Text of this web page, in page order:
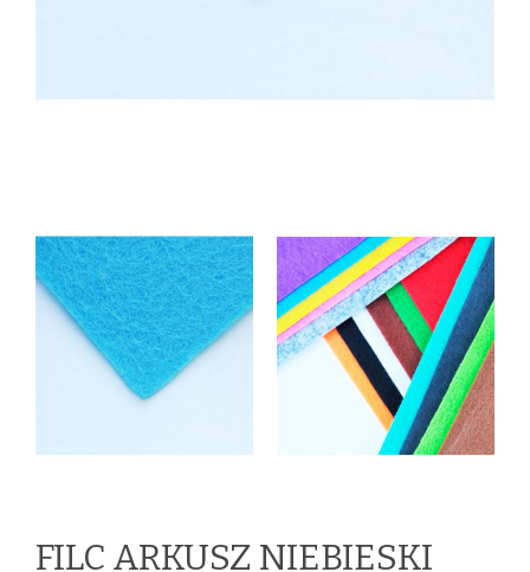
FILC ARKUSZ NIEBIESKI